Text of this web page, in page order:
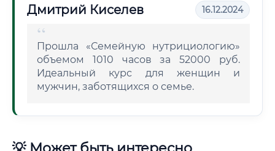
Дмитрий Киселев 16.12.2024
Прошла «Семейную нутрициологию»
объемом 1010 часов за 52000 руб.
Идеальный курс для женщин и
мужчин, заботящихся о семье.